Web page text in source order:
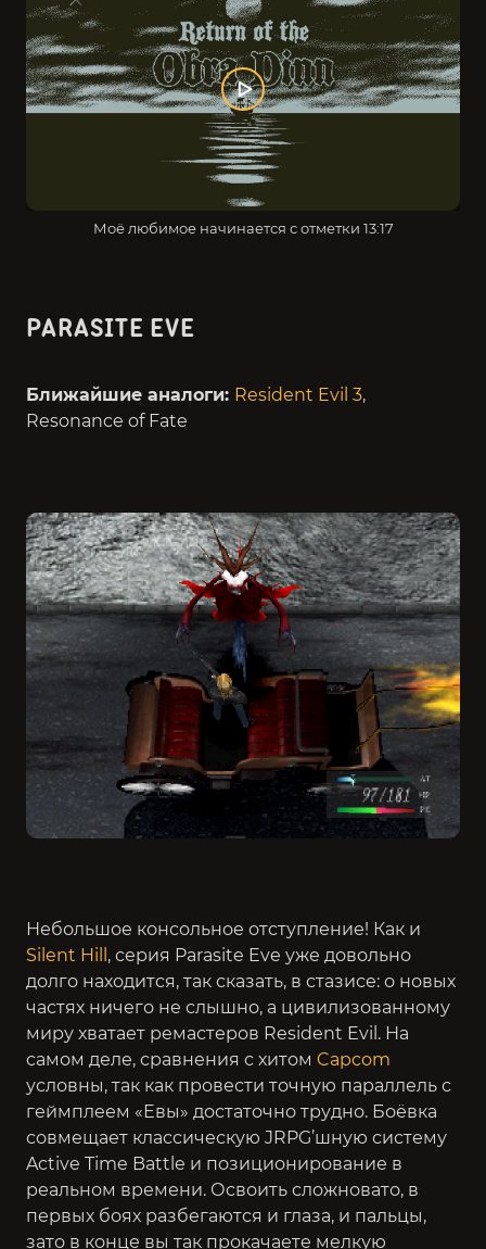
Моё любимое начинается с отметки 13:17
PARASITE EVE
Ближайшие аналоги: Resident Evil 3,
Resonance of Fate
Небольшое консольное отступление! Как и
Silent Hill , серия Parasite Eve уже довольно
долго находится, так сказать, в стазисе: о новых
частях ничего не слышно, а цивилизованному
миру хватает ремастеров Resident Evil. На
самом деле, сравнения с хитом Capcom
условны, так как провести точную параллель с
геймплеем «Евы» достаточно трудно. Боёвка
совмещает классическую JRPG’шную систему
Active Time Battle и позиционирование в
реальном времени. Освоить сложновато, в
первых боях разбегаются и глаза, и пальцы,
зато в конце вы так прокачаете мелкую